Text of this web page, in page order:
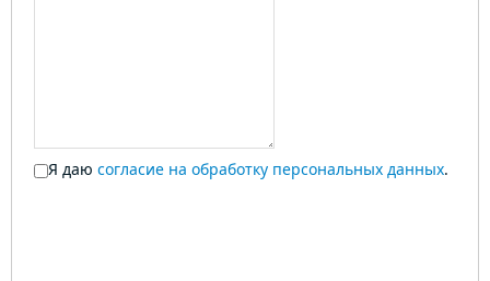
Я даю согласие на обработку персональных данных.